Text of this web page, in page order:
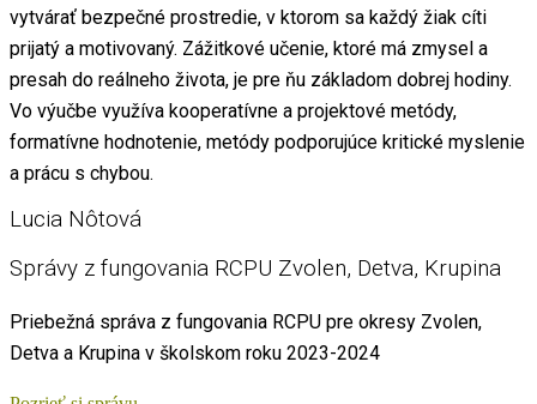
vytvárať bezpečné prostredie, v ktorom sa každý žiak cíti
prijatý a motivovaný. Zážitkové učenie, ktoré má zmysel a
presah do reálneho života, je pre ňu základom dobrej hodiny.
Vo výučbe využíva kooperatívne a projektové metódy,
formatívne hodnotenie, metódy podporujúce kritické myslenie
a prácu s chybou.
Lucia Nôtová
Správy z fungovania RCPU Zvolen, Detva, Krupina
Priebežná správa z fungovania RCPU pre okresy Zvolen,
Detva a Krupina v školskom roku 2023-2024